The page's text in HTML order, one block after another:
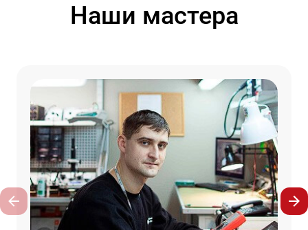
Наши мастера